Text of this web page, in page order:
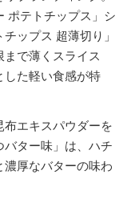
ポテトチップス」シ
ップス 超薄切り」
で薄くスライス
した軽い食感が特
布エキスパウダーを
ター味」は、ハチ
濃厚なバターの味わ